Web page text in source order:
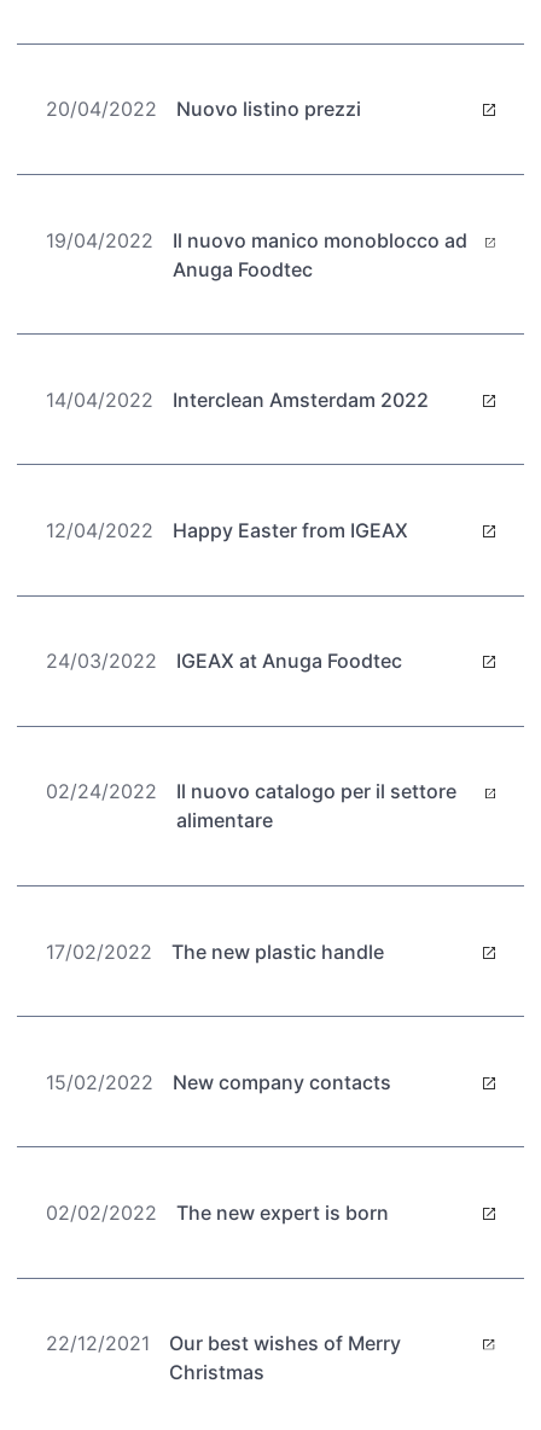
20/04/2022 Nuovo listino prezzi
19/04/2022
Il nuovo manico monoblocco ad
Anuga Foodtec
14/04/2022 Interclean Amsterdam 2022
12/04/2022 Happy Easter from IGEAX
24/03/2022 IGEAX at Anuga Foodtec
02/24/2022
Il nuovo catalogo per il settore
alimentare
17/02/2022 The new plastic handle
15/02/2022 New company contacts
02/02/2022 The new expert is born
22/12/2021
Our best wishes of Merry
Christmas